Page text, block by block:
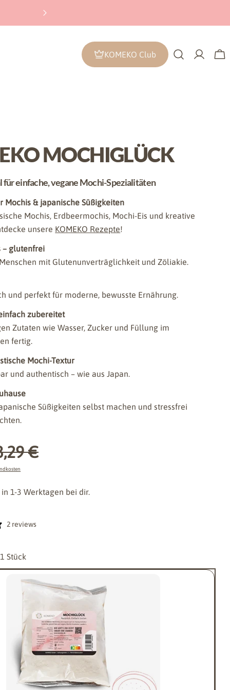
KOMEKO Club
1 im Modalmodus
MOCHIGLÜCK
einfache, vegane Mochi-Spezialitäten
Mochis & japanische Süßigkeiten
Mochis, Erdbeermochis, Mochi-Eis und kreative
unsere KOMEKO Rezepte!
– glutenfrei
mit Glutenunverträglichkeit und Zöliakie.
und perfekt für moderne, bewusste Ernährung.
zubereitet
Zutaten wie Wasser, Zucker und Füllung im
fertig.
Mochi-Textur
und authentisch – wie aus Japan.
Süßigkeiten selbst machen und stressfrei
€
1-3 Werktagen bei dir.
2 reviews
1 Stück
Teile dieses Produkt
Teilen
Kopieren
Stelle eine Frage
Name
Deine
Mail
Dein
Telefon